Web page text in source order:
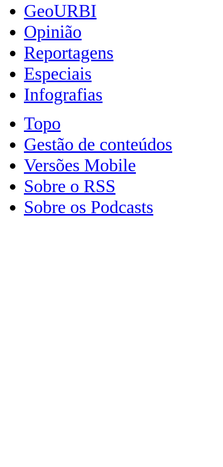
GeoURBI
Opinião
Reportagens
Especiais
Infografias
Topo
Gestão de conteúdos
Versões Mobile
Sobre o RSS
Sobre os Podcasts